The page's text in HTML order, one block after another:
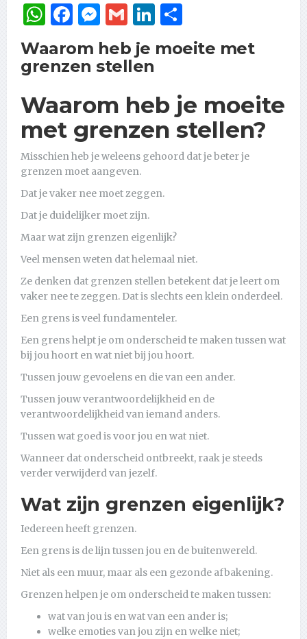
WhatsApp
Facebook
Messenger
GmailLinkedIn
Waarom heb je moeite met
grenzen stellen
Waarom heb je moeite
met grenzen stellen?
Misschien heb je weleens gehoord dat je beter je
grenzen moet aangeven.
Dat je vaker nee moet zeggen.
Dat je duidelijker moet zijn.
Maar wat zijn grenzen eigenlijk?
Veel mensen weten dat helemaal niet.
Ze denken dat grenzen stellen betekent dat je leert om
vaker nee te zeggen. Dat is slechts een klein onderdeel.
Een grens is veel fundamenteler.
Een grens helpt je om onderscheid te maken tussen wat
bij jou hoort en wat niet bij jou hoort.
Tussen jouw gevoelens en die van een ander.
Tussen jouw verantwoordelijkheid en de
verantwoordelijkheid van iemand anders.
Tussen wat goed is voor jou en wat niet.
Wanneer dat onderscheid ontbreekt, raak je steeds
verder verwijderd van jezelf.
Wat zijn grenzen eigenlijk?
Iedereen heeft grenzen.
Een grens is de lijn tussen jou en de buitenwereld.
Niet als een muur, maar als een gezonde afbakening.
Grenzen helpen je om onderscheid te maken tussen:
wat van jou is en wat van een ander is;
welke emoties van jou zijn en welke niet;